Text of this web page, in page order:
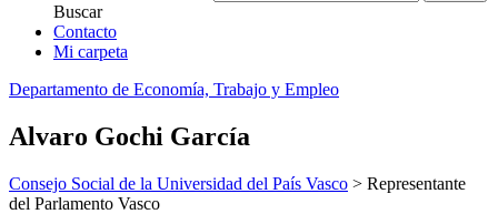
Buscar
Contacto
Mi carpeta
Departamento de Economía, Trabajo y Empleo
Alvaro Gochi García
Consejo Social de la Universidad del País Vasco > Representante
del Parlamento Vasco